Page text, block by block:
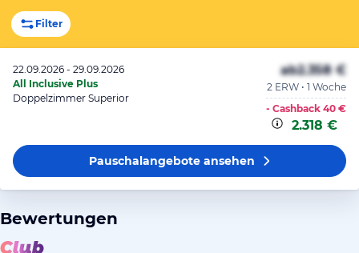
Filter
22.09.2026 - 29.09.2026
All Inclusive Plus
Doppelzimmer Superior
ab2.358 €
2 ERW • 1 Woche
- Cashback 40 €
2.318 €
Pauschalangeboteansehen
Bewertungen